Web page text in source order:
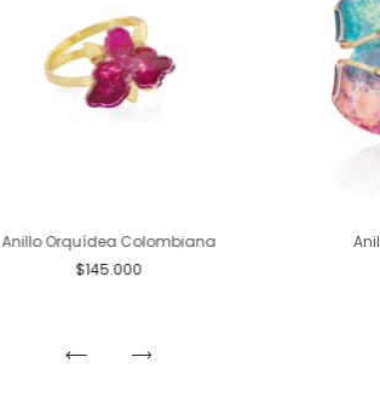
Anillo Orquídea Colombiana
$145.000